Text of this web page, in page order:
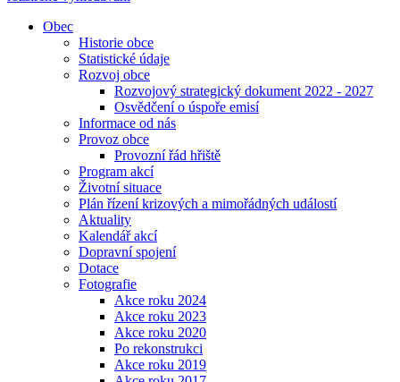
Obec
Historie obce
Statistické údaje
Rozvoj obce
Rozvojový strategický dokument 2022 - 2027
Osvědčení o úspoře emisí
Informace od nás
Provoz obce
Provozní řád hřiště
Program akcí
Životní situace
Plán řízení krizových a mimořádných událostí
Aktuality
Kalendář akcí
Dopravní spojení
Dotace
Fotografie
Akce roku 2024
Akce roku 2023
Akce roku 2020
Po rekonstrukci
Akce roku 2019